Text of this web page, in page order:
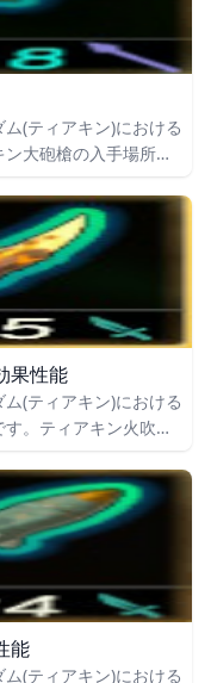
(ティアキン)における
大砲槍の入手場所を
果性能
(ティアキン)における
。ティアキン火吹き
能
(ティアキン)における